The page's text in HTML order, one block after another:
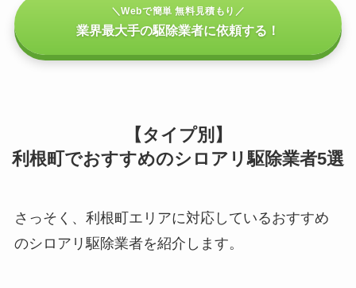
＼Webで簡単 無料見積もり／
業界最大手の駆除業者に依頼する！
【タイプ別】
利根町でおすすめのシロアリ駆除業者5選
さっそく、利根町エリアに対応しているおすすめ
のシロアリ駆除業者を紹介します。